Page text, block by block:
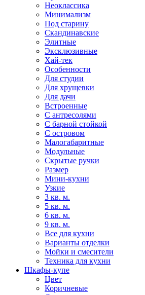
Неоклассика
Минимализм
Под старину
Скандинавские
Элитные
Эксклюзивные
Хай-тек
Особенности
Для студии
Для хрущевки
Для дачи
Встроенные
С антресолями
С барной стойкой
С островом
Малогабаритные
Модульные
Скрытые ручки
Размер
Мини-кухни
Узкие
3 кв. м.
5 кв. м.
6 кв. м.
9 кв. м.
Все для кухни
Варианты отделки
Мойки и смесители
Техника для кухни
Шкафы-купе
Цвет
Коричневые